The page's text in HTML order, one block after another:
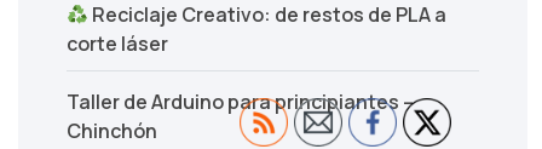
Reciclaje Creativo: de restos de PLA a
corte láser
Taller de Arduino para principiantes –
Chinchón